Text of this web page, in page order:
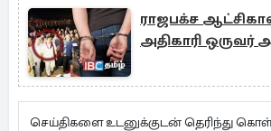
ராஜபக்ச
அதிகாரி ஒருவர்
செய்திகளை உடனுக்குடன் தெரிந்து